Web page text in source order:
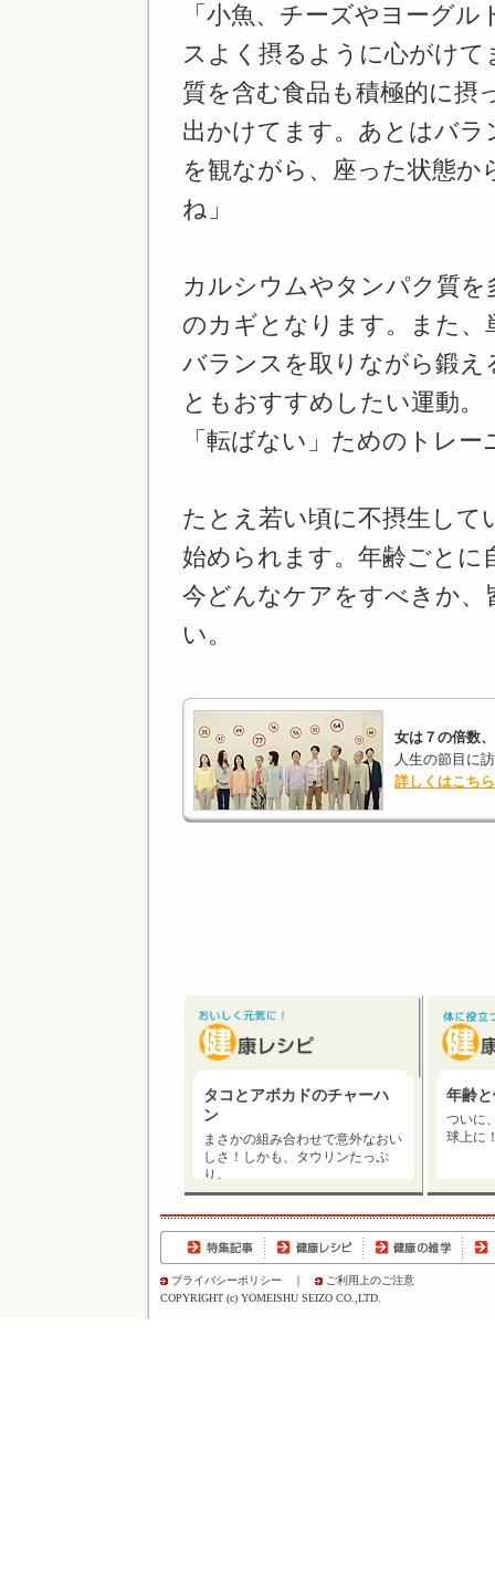
「小魚、チーズやヨーグ
スよく摂るように心がけ
質を含む食品も積極的に摂
出かけてます。あとはバ
を観ながら、座った状態
ね」
カルシウムやタンパク質を
のカギとなります。また
バランスを取りながら鍛え
ともおすすめしたい運動
「転ばない」ためのトレ
たとえ若い頃に不摂生し
始められます。年齢ごとに
今どんなケアをすべきか
い。
女は７の倍数
人生の節目に
詳しくはこちら
タコとアボカドのチャーハ
ン
まさかの組み合わせで意外なおい
しさ！しかも、タウリンたっぷ
り。
年齢
ついに
球上に
プライバシーポリシー ｜
ご利用上のご注意
COPYRIGHT (c) YOMEISHU SEIZO CO.,LTD.